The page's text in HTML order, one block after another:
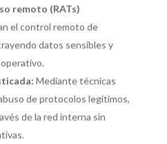
remoto (RATs)
el control remoto de
datos sensibles y
Mediante técnicas
de protocolos legítimos,
de la red interna sin